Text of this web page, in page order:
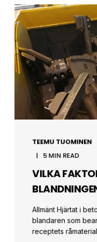
TEEMU TUOMINEN
5 MIN READ
VILKA
Allmänt Hjärtat i
blandaren som
receptets